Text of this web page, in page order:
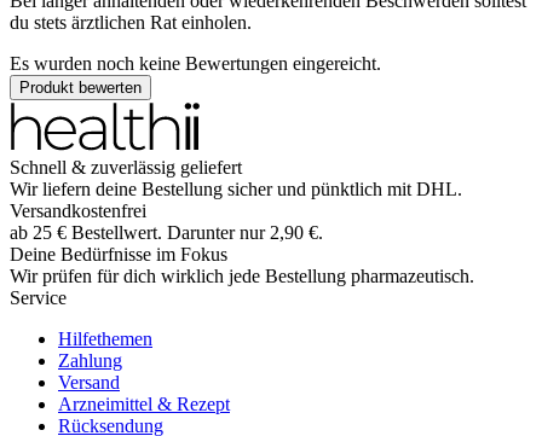
du stets ärztlichen Rat einholen.
Es wurden noch keine Bewertungen eingereicht.
Produkt bewerten
Schnell & zuverlässig geliefert
Wir liefern deine Bestellung sicher und pünktlich mit DHL.
Versandkostenfrei
ab 25 € Bestellwert. Darunter nur 2,90 €.
Deine Bedürfnisse im Fokus
Wir prüfen für dich wirklich jede Bestellung pharmazeutisch.
Service
Hilfethemen
Zahlung
Versand
Arzneimittel & Rezept
Rücksendung